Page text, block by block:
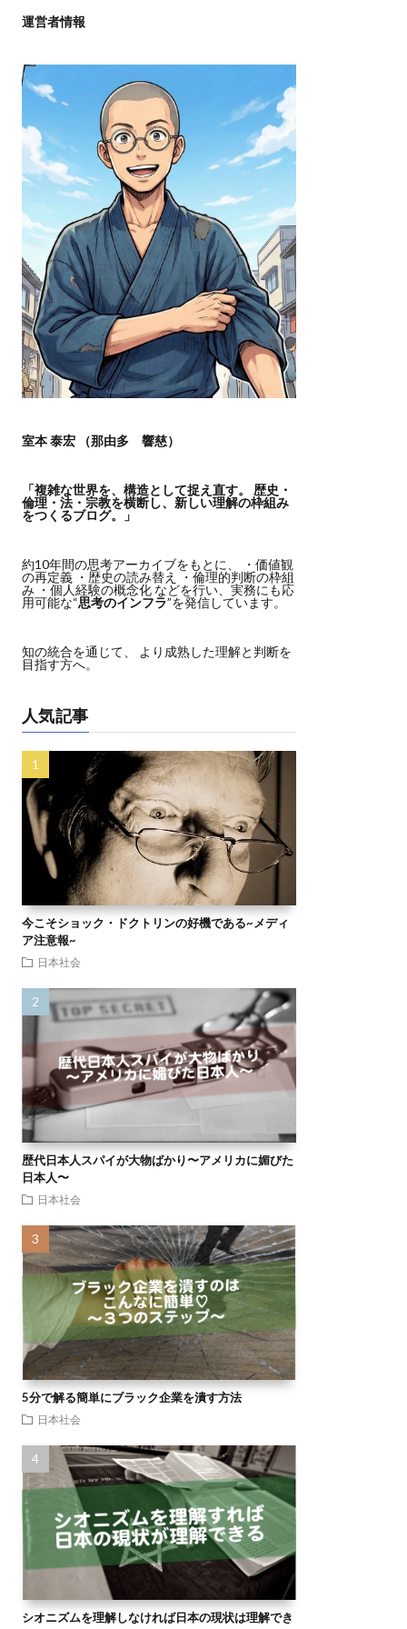
運営者情報
室本 泰宏 （那由多 響慈）
「複雑な世界を、構造として捉え直す。
歴史・
倫理・法・宗教を横断し、新しい理解の枠組み
をつくるブログ。」
約10年間の思考アーカイブをもとに、 ・価値観
の再定義 ・歴史の読み替え ・倫理的判断の枠組
み ・個人経験の概念化 などを行い、実務にも応
用可能な“思考のインフラ”を発信しています。
知の統合を通じて、 より成熟した理解と判断を
目指す方へ。
人気記事
今こそショック・ドクトリンの好機である~メディ
ア注意報~
日本社会
歴代日本人スパイが大物ばかり〜アメリカに媚びた
日本人〜
日本社会
5分で解る簡単にブラック企業を潰す方法
日本社会
シオニズムを理解しなければ日本の現状は理解でき